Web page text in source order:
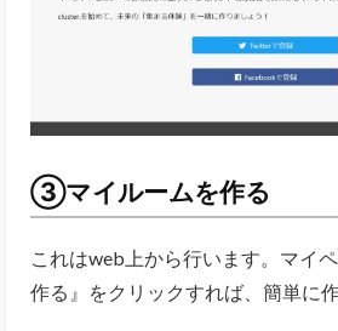
③マイルームを作る
これはweb上から行います。マイ
作る』をクリックすれば、簡単に